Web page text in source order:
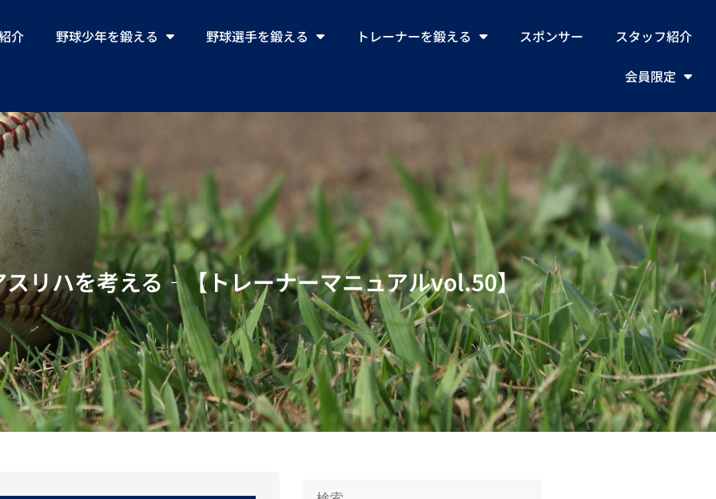
介 野球少年を鍛える 野球選手を鍛える トレーナーを鍛える スポンサー スタッフ紹介
会員限定
リハを考える‐【トレーナーマニュアルvol.50】